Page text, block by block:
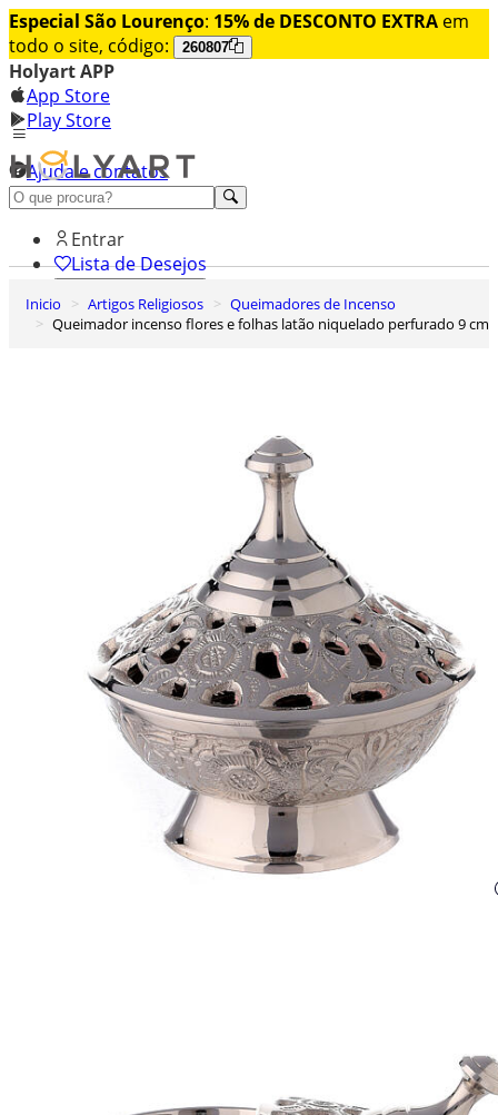
Especial São Lourenço: 15% de DESCONTO EXTRA em
todo o site, código:
260807
Holyart APP
App Store
Play Store
Ajuda e contatos
Conheça premium
Entrar
Lista de Desejos
0
Carrinho de Compras
Inicio Artigos Religiosos
Queimadores de Incenso
Queimador incenso flores e folhas latão niquelado perfurado 9 cm